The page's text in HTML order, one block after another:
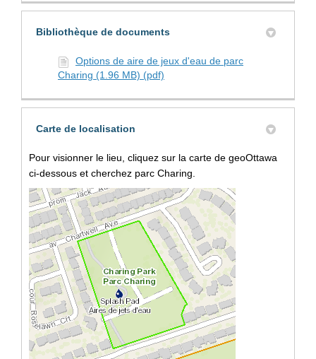
Bibliothèque de documents
Options de aire de jeux d'eau de parc
Charing (1.96 MB) (pdf)
Carte de localisation
Pour visionner le lieu, cliquez sur la carte de geoOttawa
ci-dessous et cherchez parc Charing.
(Liens externes)